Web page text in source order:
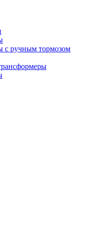
с ручным тормозом